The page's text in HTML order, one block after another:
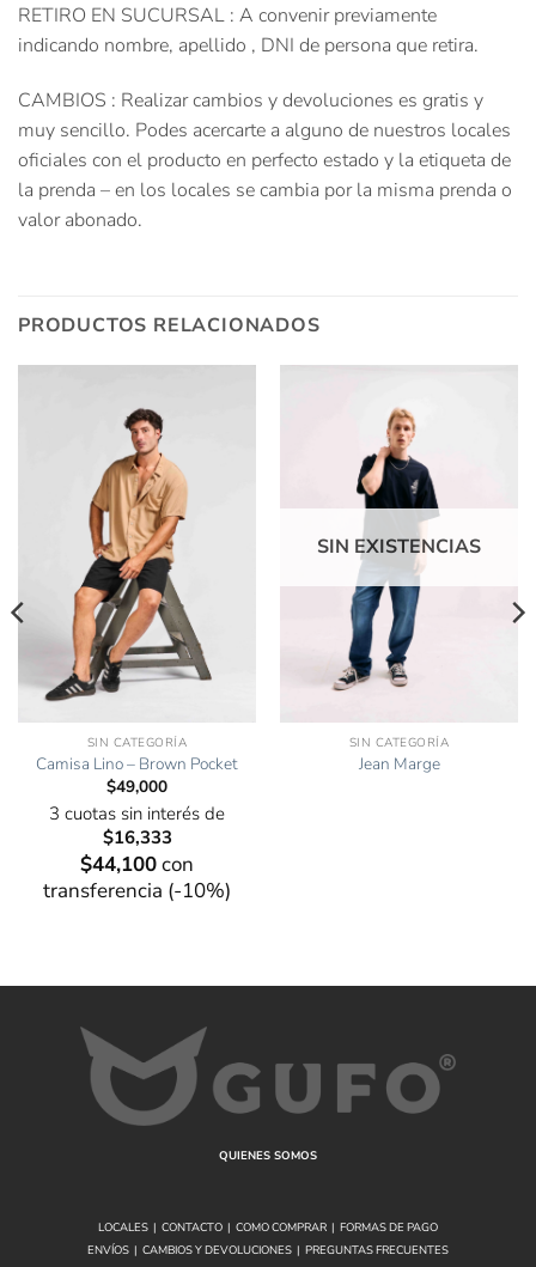
RETIRO EN SUCURSAL : A convenir previamente
indicando nombre, apellido , DNI de persona que retira.
CAMBIOS : Realizar cambios y devoluciones es gratis y
muy sencillo. Podes acercarte a alguno de nuestros locales
oficiales con el producto en perfecto estado y la etiqueta de
la prenda – en los locales se cambia por la misma prenda o
valor abonado.
PRODUCTOS RELACIONADOS
SIN CATEGORÍA
Camisa Lino – Brown Pocket
$49,000
3 cuotas sin interés de
$16,333
$44,100con
transferencia (-10%)
SIN EXISTENCIAS
SIN CATEGORÍA
Jean Marge
QUIENES SOMOS
LOCALES | CONTACTO | COMO COMPRAR | FORMAS DE PAGO
ENVÍOS | CAMBIOS Y DEVOLUCIONES | PREGUNTAS FRECUENTES